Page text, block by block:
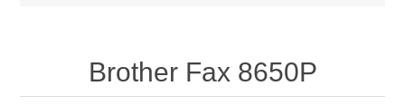
Brother Fax 8650P